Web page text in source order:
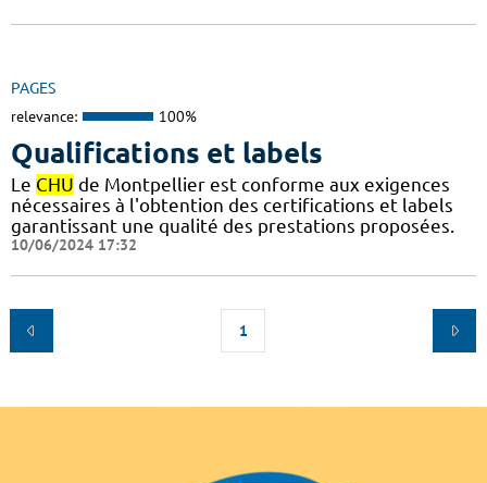
PAGES
relevance: 100%
Qualifications et labels
Le CHU de Montpellier est conforme aux exigences
nécessaires à l'obtention des certifications et labels
garantissant une qualité des prestations proposées.
10/06/2024 17:32
1